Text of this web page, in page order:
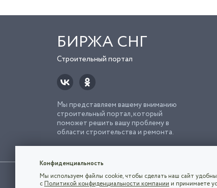
БИРЖА СНГ
Строительный портал
Мы представляем вашему вниманию
строительный портал, который
поможет решить вашу проблему в
области строительства и ремонта.
Использование сайта, в том числе подача объявлений,
владельца.
Конфиденциальность
Мы используем файлы cookie, чтобы сделать наш сайт
с Политикой конфиденциальности компании и принимаете